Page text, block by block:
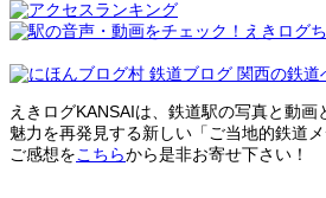
えきログKANSAIは、鉄道駅の写真と動
魅力を再発見する新しい「ご当地的鉄道
ご感想をこちらから是非お寄せ下さい！